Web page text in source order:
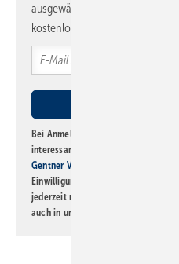
ausgewählte Informationen und
kostenlos direkt ins Postfach.
Bei Anmeldung zu diesem
interessante Verlags- und Online-
Gentner Verlag GmbH & Co. KG
Einwilligung kann ich jederzeit
jederzeit möglich. Informationen
auch in unserer